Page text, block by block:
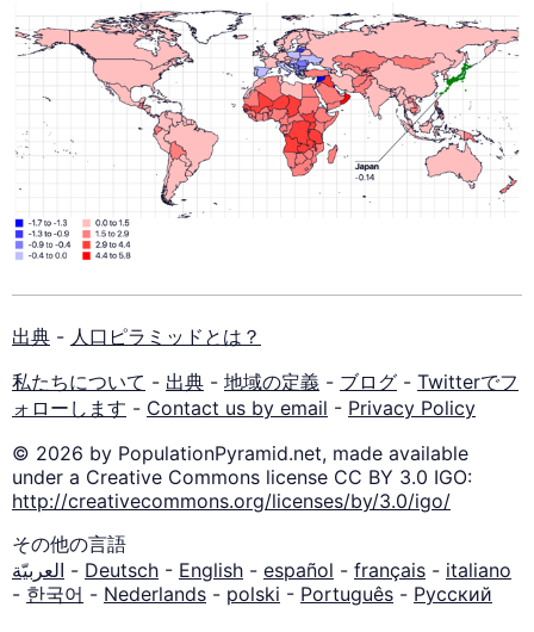
出典 - 人口ピラミッドとは？
私たちについて - 出典 - 地域の定義 - ブログ - Twitterでフ
ォローします - Contact us by email - Privacy Policy
© 2026 by PopulationPyramid.net, made available
under a Creative Commons license CC BY 3.0 IGO:
http://creativecommons.org/licenses/by/3.0/igo/
その他の言語
العربيّة - Deutsch - English - español - français - italiano
- 한국어 - Nederlands - polski - Português - Русский